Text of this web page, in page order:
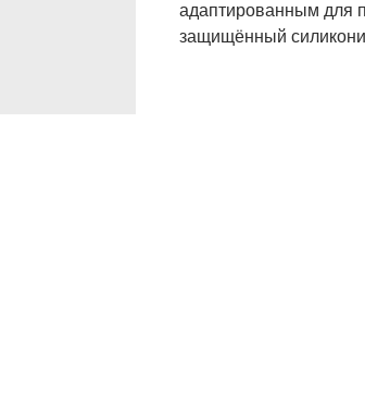
адаптированным для
защищённый